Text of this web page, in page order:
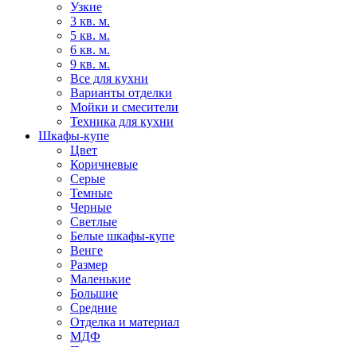
Узкие
3 кв. м.
5 кв. м.
6 кв. м.
9 кв. м.
Все для кухни
Варианты отделки
Мойки и смесители
Техника для кухни
Шкафы-купе
Цвет
Коричневые
Серые
Темные
Черные
Светлые
Белые шкафы-купе
Венге
Размер
Маленькие
Большие
Средние
Отделка и материал
МДФ